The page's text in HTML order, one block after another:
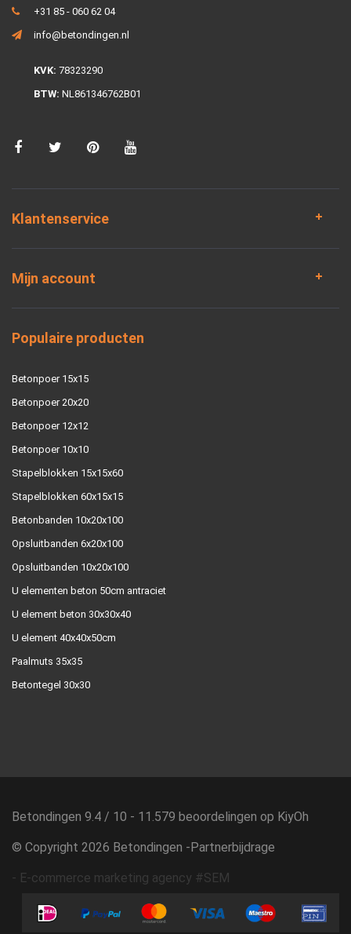
+31 85 - 060 62 04
info@betondingen.nl
KVK: 78323290
BTW: NL861346762B01
Klantenservice
Mijn account
Populaire producten
Betonpoer 15x15
Betonpoer 20x20
Betonpoer 12x12
Betonpoer 10x10
Stapelblokken 15x15x60
Stapelblokken 60x15x15
Betonbanden 10x20x100
Opsluitbanden 6x20x100
Opsluitbanden 10x20x100
U elementen beton 50cm antraciet
U element beton 30x30x40
U element 40x40x50cm
Paalmuts 35x35
Betontegel 30x30
Betondingen 9.4 / 10 - 11.579 beoordelingen op KiyOh
© Copyright 2026 Betondingen - Partnerbijdrage
- E-commerce marketing agency #SEM